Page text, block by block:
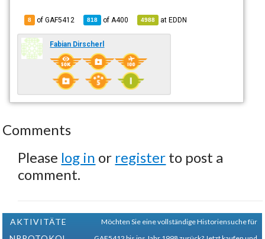
8 of GAF5412 818 of A400 4988 atEDDN
Fabian Dirscherl
Comments
Please log in or register to post a
comment.
AKTIVITÄTE
Möchten Sie eine vollständige Historiensuche für